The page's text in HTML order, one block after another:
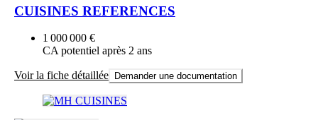
CUISINES REFERENCES
1 000 000 €
CA potentiel après 2 ans
Voir la fiche détaillée Demander une documentation